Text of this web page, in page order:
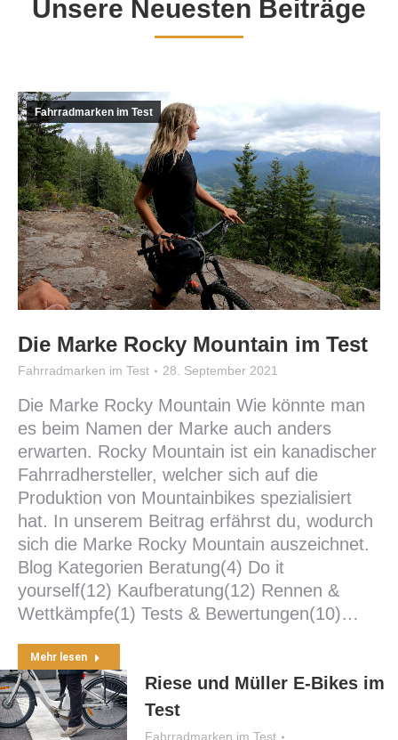
Unsere Neuesten Beiträge
Fahrradmarken im Test
Die Marke Rocky Mountain im Test
Fahrradmarken im Test 28. September 2021
Die Marke Rocky Mountain Wie könnte man
es beim Namen der Marke auch anders
erwarten. Rocky Mountain ist ein kanadischer
Fahrradhersteller, welcher sich auf die
Produktion von Mountainbikes spezialisiert
hat. In unserem Beitrag erfährst du, wodurch
sich die Marke Rocky Mountain auszeichnet.
Blog Kategorien Beratung(4) Do it
yourself(12) Kaufberatung(12) Rennen &
Wettkämpfe(1) Tests & Bewertungen(10)…
Mehr lesen
Riese und Müller E-Bikes im
Test
Fahrradmarken im Test